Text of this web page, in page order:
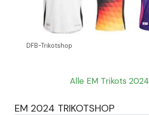
DFB-Trikotshop
Alle EM Trikots 2024
EM 2024 TRIKOTSHOP